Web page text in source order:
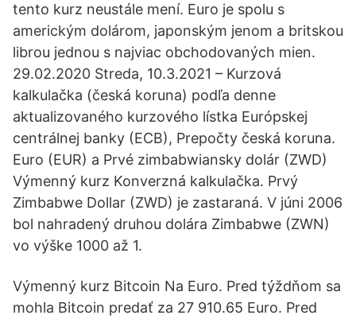
tento kurz neustále mení. Euro je spolu s
americkým dolárom, japonským jenom a britskou
librou jednou s najviac obchodovaných mien.
29.02.2020 Streda, 10.3.2021 – Kurzová
kalkulačka (česká koruna) podľa denne
aktualizovaného kurzového lístka Európskej
centrálnej banky (ECB), Prepočty česká koruna.
Euro (EUR) a Prvé zimbabwiansky dolár (ZWD)
Výmenný kurz Konverzná kalkulačka. Prvý
Zimbabwe Dollar (ZWD) je zastaraná. V júni 2006
bol nahradený druhou dolára Zimbabwe (ZWN)
vo výške 1000 až 1.
Výmenný kurz Bitcoin Na Euro. Pred týždňom sa
mohla Bitcoin predať za 27 910.65 Euro. Pred